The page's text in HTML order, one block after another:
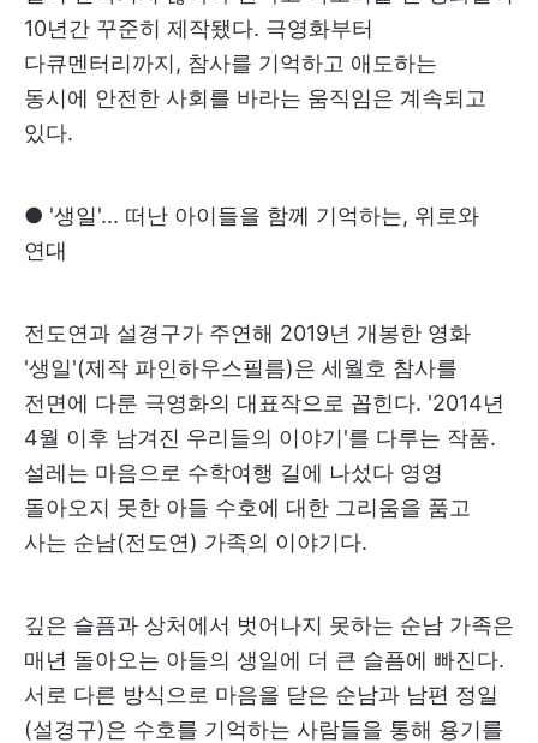
10년간 꾸준히 제작됐다. 극영화부터
다큐멘터리까지, 참사를 기억하고 애도하는
동시에 안전한 사회를 바라는 움직임은 계속되고
있다.
● '생일'... 떠난 아이들을 함께 기억하는, 위로와
연대
전도연과 설경구가 주연해 2019년 개봉한 영화
'생일'(제작 파인하우스필름)은 세월호 참사를
전면에 다룬 극영화의 대표작으로 꼽힌다. '2014년
4월 이후 남겨진 우리들의 이야기'를 다루는 작품.
설레는 마음으로 수학여행 길에 나섰다 영영
돌아오지 못한 아들 수호에 대한 그리움을 품고
사는 순남(전도연) 가족의 이야기다.
깊은 슬픔과 상처에서 벗어나지 못하는 순남 가족은
매년 돌아오는 아들의 생일에 더 큰 슬픔에 빠진다.
서로 다른 방식으로 마음을 닫은 순남과 남편 정일
(설경구)은 수호를 기억하는 사람들을 통해 용기를